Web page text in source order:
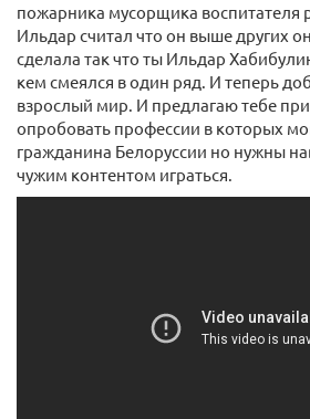
пожарника мусорщика воспитателя
Ильдар считал что он выше других
сделала так что ты Ильдар
кем смеялся в один ряд. И теперь
взрослый мир. И предлагаю тебе
опробовать профессии в которых
гражданина Белоруссии но нужны
чужим контентом играться.